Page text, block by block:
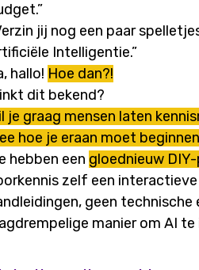
jij nog een paar
Intelligentie.”
hallo! Hoe dan?!
dit bekend?
je graag mensen laten
hoe je eraan moet
hebben een gloednieuw
zelf een
geen
manier om AI